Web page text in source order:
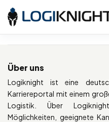
Über uns
Logiknight ist eine
Karriereportal mit einem
Logistik. Über
Möglichkeiten, geeignete